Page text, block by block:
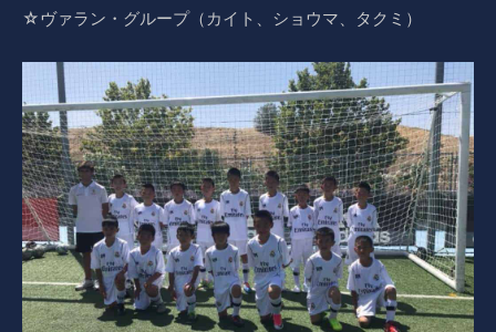
☆ヴァラン・グループ（カイト、ショウマ、タクミ）